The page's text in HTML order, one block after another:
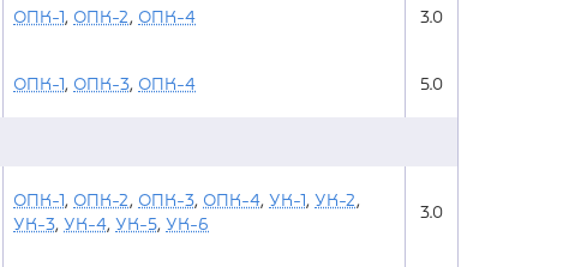
ОПК-1, ОПК-2, ОПК-4 3.0
ОПК-1, ОПК-3, ОПК-4 5.0
ОПК-1, ОПК-2, ОПК-3, ОПК-4, УК-1, УК-2,
УК-3, УК-4, УК-5, УК-6
3.0